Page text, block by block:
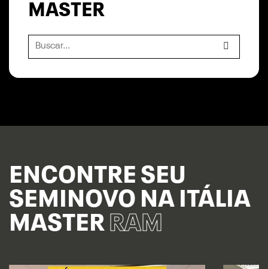
MASTER
ENCONTRE SEU
SEMINOVO NA ITÁLIA
MASTER RAM